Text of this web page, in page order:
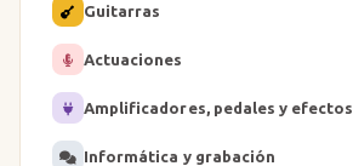
Guitarras
Actuaciones
Amplificadores, pedales y efectos
Informática y grabación